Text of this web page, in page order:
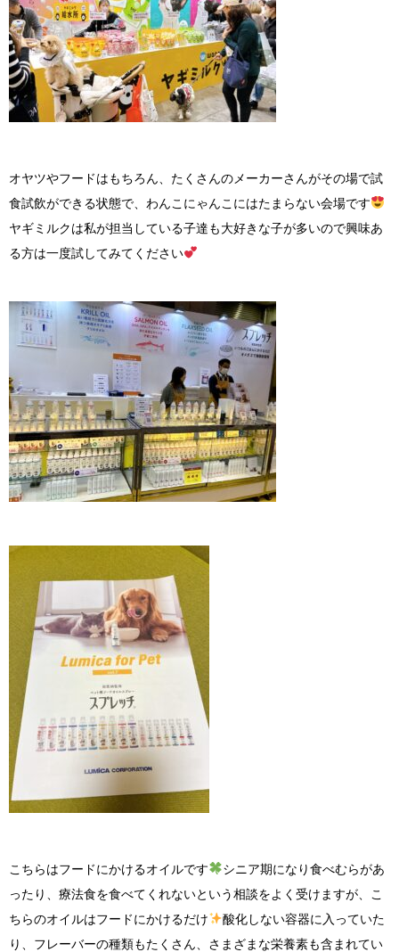
オヤツやフードはもちろん、たくさんのメーカーさんがその場で試
食試飲ができる状態で、わんこにゃんこにはたまらない会場です
ヤギミルクは私が担当している子達も大好きな子が多いので興味あ
る方は一度試してみてください
こちらはフードにかけるオイルです
シニア期になり食べむらがあ
ったり、療法食を食べてくれないという相談をよく受けますが、こ
ちらのオイルはフードにかけるだけ
酸化しない容器に入っていた
り、フレーバーの種類もたくさん、さまざまな栄養素も含まれてい